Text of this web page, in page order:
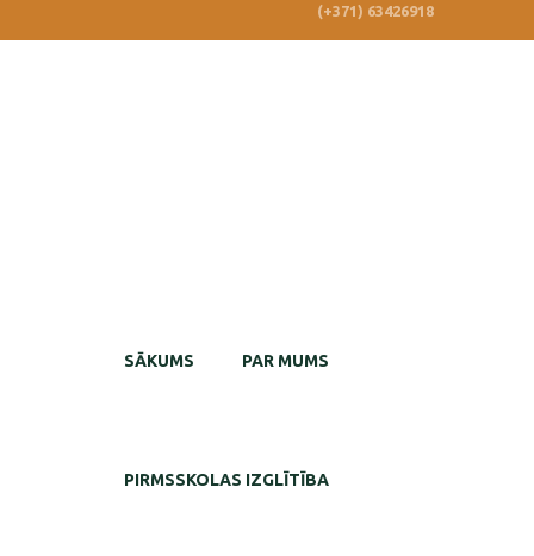
(+371) 63426918
SĀKUMS PAR MUMS
PIRMSSKOLAS IZGLĪTĪBA